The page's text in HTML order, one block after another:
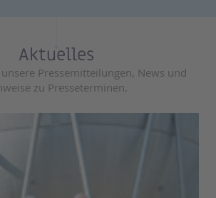
Aktuelles
Pressemitteilungen, News und
zu Presseterminen.